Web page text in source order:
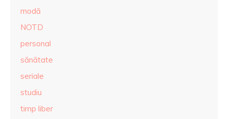
modă
NOTD
personal
sănătate
seriale
studiu
timp liber